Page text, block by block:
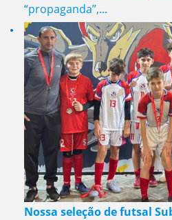
“propaganda”,...
Nossa seleção de futsal